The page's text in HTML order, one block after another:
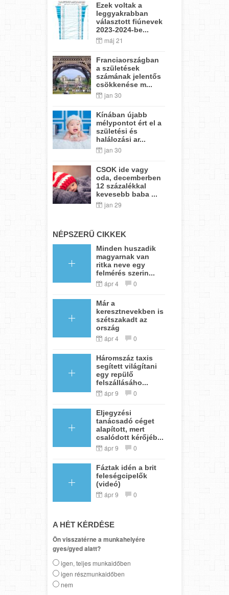
Ezek voltak a
leggyakrabban
választott fiúnevek
2023-2024-be...
máj 21
Franciaországban
a születések
számának jelentős
csökkenése m...
jan 30
Kínában újabb
mélypontot ért el a
születési és
halálozási ar...
jan 30
CSOK ide vagy
oda, decemberben
12 százalékkal
kevesebb baba ...
jan 29
NÉPSZERŰ CIKKEK
Minden huszadik
magyarnak van
ritka neve egy
felmérés szerin...
ápr 4 0
Már a
keresztnevekben is
szétszakadt az
ország
ápr 4 0
Háromszáz taxis
segített világítani
egy repülő
felszállásáho...
ápr 9 0
Eljegyzési
tanácsadó céget
alapított, mert
csalódott kérőjéb...
ápr 9 0
Fáztak idén a brit
feleségcipelők
(videó)
ápr 9 0
A HÉT KÉRDÉSE
Ön visszatérne a munkahelyére
gyes/gyed alatt?
igen, teljes munkaidőben
igen részmunkaidőben
nem